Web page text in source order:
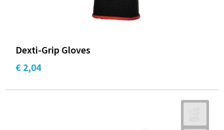
Dexti-Grip Gloves
€ 2,04